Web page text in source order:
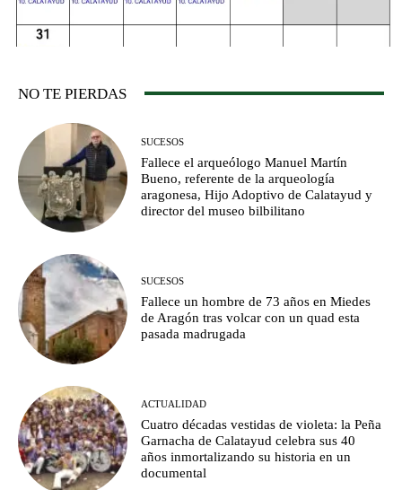
NO TE PIERDAS
SUCESOS
Fallece el arqueólogo Manuel Martín
Bueno, referente de la arqueología
aragonesa, Hijo Adoptivo de Calatayud y
director del museo bilbilitano
SUCESOS
Fallece un hombre de 73 años en Miedes
de Aragón tras volcar con un quad esta
pasada madrugada
ACTUALIDAD
Cuatro décadas vestidas de violeta: la Peña
Garnacha de Calatayud celebra sus 40
años inmortalizando su historia en un
documental